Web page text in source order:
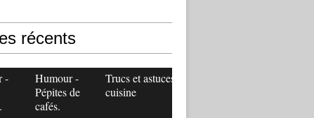
récents
-
Humour -
Pépites de
cafés.
Trucs et astuces
cuisine